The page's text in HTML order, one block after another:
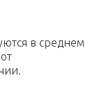
в среднем